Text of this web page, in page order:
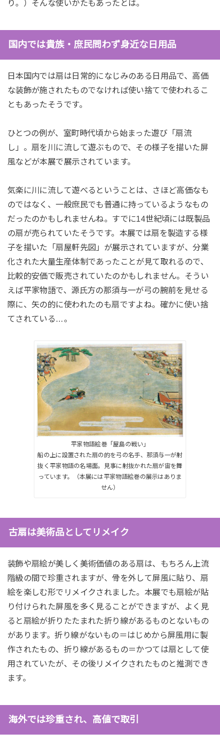
り。）そんな使いかたもあったとは。
国内では貴族・庶民問わず身近な日用品
日本国内では扇は日常的になじみのある日用品で、高価
な装飾が施されたものでなければ使い捨てで使われるこ
ともあったそうです。
ひとつの例が、室町時代頃から始まった遊び「扇流
し」。扇を川に流して遊ぶもので、その様子を描いた屏
風などが本展で展示されています。
気楽に川に流して遊べるということは、さほど高価なも
のではなく、一般庶民でも普通に持っているようなもの
だったのかもしれませんね。すでに14世紀頃には既製品
の扇が売られていたそうです。本展では扇を製造する様
子を描いた「扇屋軒先図」が展示されていますが、分業
化された大量生産体制であったことが見て取れるので、
比較的安価で販売されていたのかもしれません。そうい
えば平家物語で、源氏方の那須与一が弓の腕前を見せる
際に、矢の的に使われたのも扇ですよね。確かに使い捨
てされている…。
平家物語絵巻「屋島の戦い」
船の上に設置された扇の的を弓の名手、那須与一が射
抜く平家物語の名場面。見事に射抜かれた扇が宙を舞
っています。（本展には平家物語絵巻の展示はありま
せん）
古扇は美術品としてリメイク
装飾や扇絵が美しく美術価値のある扇は、もちろん上流
階級の間で珍重されますが、骨を外して屏風に貼り、扇
絵を楽しむ形でリメイクされました。本展でも扇絵が貼
り付けられた屏風を多く見ることができますが、よく見
ると扇絵が折りたたまれた折り線があるものとないもの
があります。折り線がないもの＝はじめから屏風用に製
作されたもの、折り線があるもの＝かつては扇として使
用されていたが、その後リメイクされたものと推測でき
ます。
海外では珍重され、高値で取引